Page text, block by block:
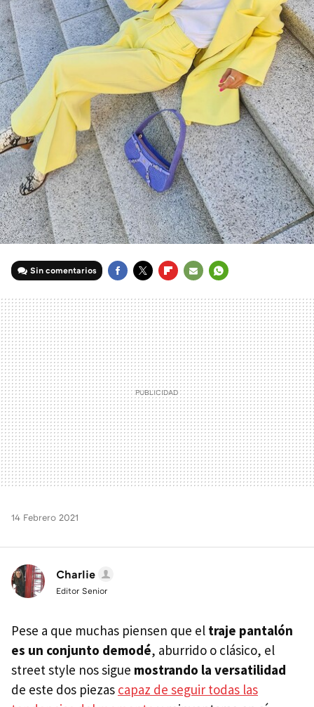
Sin comentarios
MAIL
14 Febrero 2021
Charlie
Editor Senior
Pese a que muchas piensen que el traje pantalón
es un conjunto demodé, aburrido o clásico, el
street style nos sigue mostrando la versatilidad
de este dos piezas capaz de seguir todas las